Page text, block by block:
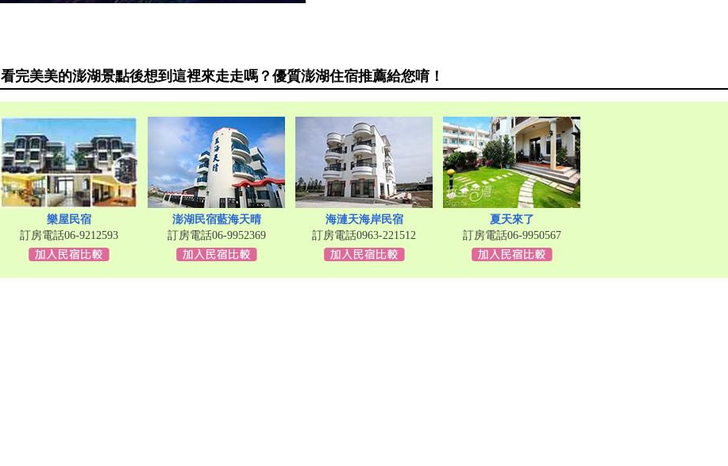
看完美美的澎湖景點後想到這裡來走走嗎？優質澎湖住宿推薦給您唷！
樂屋民宿
訂房電話06-9212593
澎湖民宿藍海天晴
訂房電話06-9952369
海漣天海岸民宿
訂房電話0963-221512
夏天來了
訂房電話06-9950567